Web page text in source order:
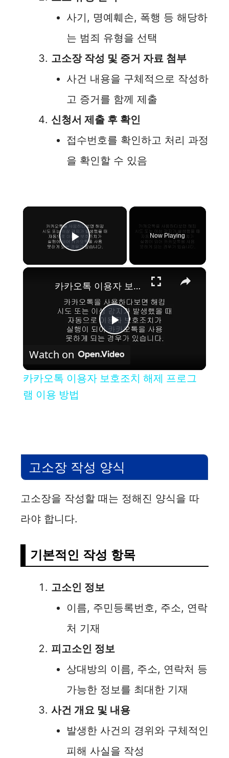
사기, 명예훼손, 폭행 등 해당하
는 범죄 유형을 선택
고소장 작성 및 증거 자료 첨부
사건 내용을 구체적으로 작성하
고 증거를 함께 제출
신청서 제출 후 확인
접수번호를 확인하고 처리 과정
을 확인할 수 있음
×
Play Video
Now Playing
×
P
V
e
카카오톡 이용자 보호조치 해제 프로그램 이용 방법
Watch on
카카오톡 이용자 보호조치 해제 프로그
램 이용 방법
고소장 작성 양식
고소장을 작성할 때는 정해진 양식을 따
라야 합니다.
기본적인 작성 항목
고소인 정보
이름, 주민등록번호, 주소, 연락
처 기재
피고소인 정보
상대방의 이름, 주소, 연락처 등
가능한 정보를 최대한 기재
사건 개요 및 내용
발생한 사건의 경위와 구체적인
피해 사실을 작성